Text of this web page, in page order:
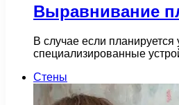
Выравнивание
В случае если
специализированные
Стены